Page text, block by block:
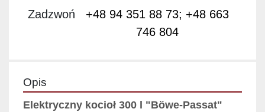
Zadzwoń
+48 94 351 88 73; +48 663
746 804
Opis
Elektryczny kocioł 300 l "Böwe-Passat"